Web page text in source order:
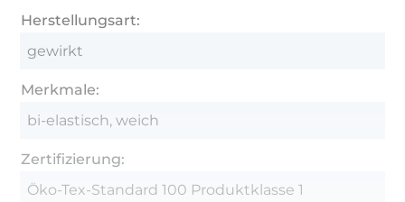
Herstellungsart:
gewirkt
Merkmale:
bi-elastisch, weich
Zertifizierung:
Öko-Tex-Standard 100 Produktklasse 1